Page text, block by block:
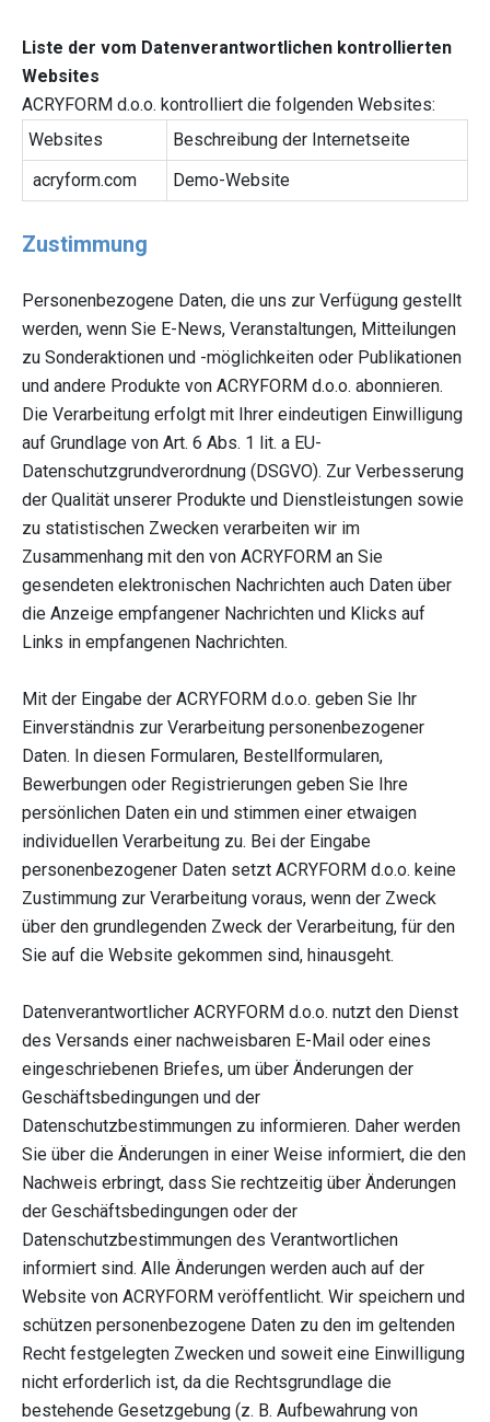
Liste der vom Datenverantwortlichen kontrollierten
Websites
ACRYFORM d.o.o. kontrolliert die folgenden Websites:
Websites
Beschreibung der Internetseite
acryform.com
Demo-Website
Zustimmung
Personenbezogene Daten, die uns zur Verfügung gestellt
werden, wenn Sie E-News, Veranstaltungen, Mitteilungen
zu Sonderaktionen und -möglichkeiten oder Publikationen
und andere Produkte von ACRYFORM d.o.o. abonnieren.
Die Verarbeitung erfolgt mit Ihrer eindeutigen Einwilligung
auf Grundlage von Art. 6 Abs. 1 lit. a EU-
Datenschutzgrundverordnung (DSGVO). Zur Verbesserung
der Qualität unserer Produkte und Dienstleistungen sowie
zu statistischen Zwecken verarbeiten wir im
Zusammenhang mit den von ACRYFORM an Sie
gesendeten elektronischen Nachrichten auch Daten über
die Anzeige empfangener Nachrichten und Klicks auf
Links in empfangenen Nachrichten.
Mit der Eingabe der ACRYFORM d.o.o. geben Sie Ihr
Einverständnis zur Verarbeitung personenbezogener
Daten. In diesen Formularen, Bestellformularen,
Bewerbungen oder Registrierungen geben Sie Ihre
persönlichen Daten ein und stimmen einer etwaigen
individuellen Verarbeitung zu. Bei der Eingabe
personenbezogener Daten setzt ACRYFORM d.o.o. keine
Zustimmung zur Verarbeitung voraus, wenn der Zweck
über den grundlegenden Zweck der Verarbeitung, für den
Sie auf die Website gekommen sind, hinausgeht.
Datenverantwortlicher ACRYFORM d.o.o. nutzt den Dienst
des Versands einer nachweisbaren E-Mail oder eines
eingeschriebenen Briefes, um über Änderungen der
Geschäftsbedingungen und der
Datenschutzbestimmungen zu informieren. Daher werden
Sie über die Änderungen in einer Weise informiert, die den
Nachweis erbringt, dass Sie rechtzeitig über Änderungen
der Geschäftsbedingungen oder der
Datenschutzbestimmungen des Verantwortlichen
informiert sind. Alle Änderungen werden auch auf der
Website von ACRYFORM veröffentlicht. Wir speichern und
schützen personenbezogene Daten zu den im geltenden
Recht festgelegten Zwecken und soweit eine Einwilligung
nicht erforderlich ist, da die Rechtsgrundlage die
bestehende Gesetzgebung (z. B. Aufbewahrung von